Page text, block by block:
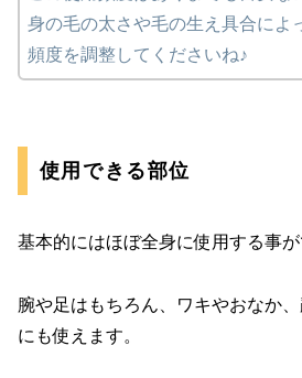
身の毛の太さや毛の生え具合によ
頻度を調整してくださいね♪
使用できる部位
基本的にはほぼ全身に使用する事が
腕や足はもちろん、ワキやおなか
にも使えます。